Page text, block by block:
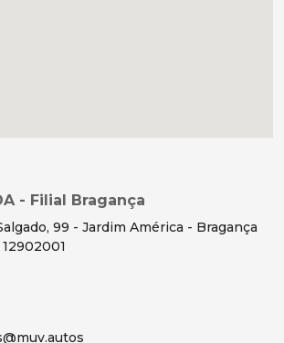
- Filial Bragança
99 - Jardim América - Bragança